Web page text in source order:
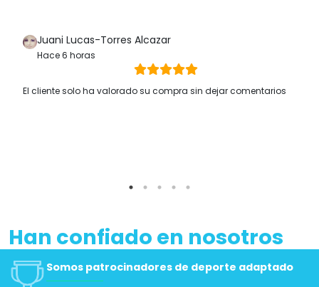
Juani Lucas-Torres Alcazar
Hace 6 horas
El cliente solo ha valorado su compra sin dejar comentarios
Han confiado en nosotros
Somos patrocinadores de deporte adaptado